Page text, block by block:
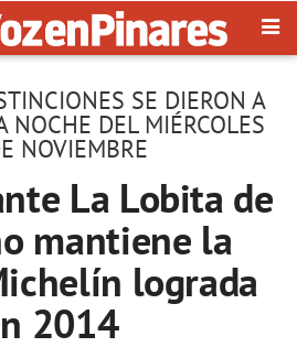
SE DIERON A
NOCHE DEL MIÉRCOLES
NOVIEMBRE
La Lobita de
mantiene la
lograda
2014